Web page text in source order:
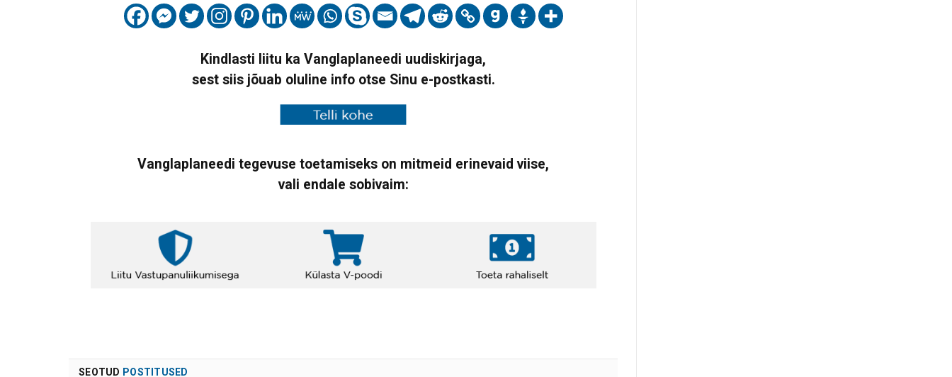
Kindlasti liitu ka Vanglaplaneedi uudiskirjaga,
sest siis jõuab oluline info otse Sinu e-postkasti.
Vanglaplaneedi tegevuse toetamiseks on mitmeid erinevaid viise,
vali endale sobivaim:
SEOTUD POSTITUSED